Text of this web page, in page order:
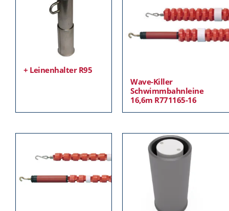
+ Leinenhalter R95
Wave-Killer
Schwimmbahnleine
16,6m R771165-16